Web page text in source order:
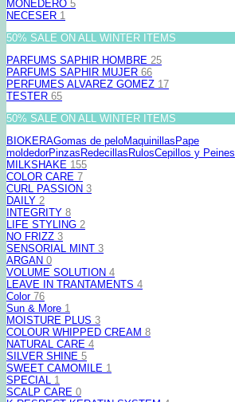
MONEDERO 5
NECESER 1
50% SALE ON ALL WINTER ITEMS
PARFUMS SAPHIR HOMBRE 25
PARFUMS SAPHIR MUJER 66
PERFUMES ALVAREZ GOMEZ 17
TESTER 65
50% SALE ON ALL WINTER ITEMS
BIOKERAGomas de peloMaquinillas Pape
moldedorPinzas Redecillas RulosCepillos y Peines
MILKSHAKE 155
COLOR CARE 7
CURL PASSION 3
DAILY 2
INTEGRITY 8
LIFE STYLING 2
NO FRIZZ 3
SENSORIAL MINT 3
ARGAN 0
VOLUME SOLUTION 4
LEAVE IN TRANTAMENTS 4
Color 76
Sun & More 1
MOISTURE PLUS 3
COLOUR WHIPPED CREAM 8
NATURAL CARE 4
SILVER SHINE 5
SWEET CAMOMILE 1
SPECIAL 1
SCALP CARE 0